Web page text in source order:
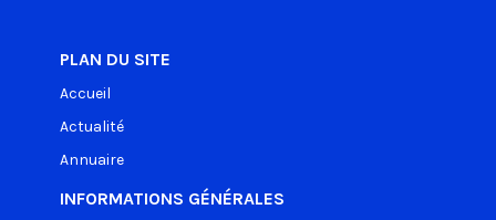
PLAN DU SITE
Accueil
Actualité
Annuaire
INFORMATIONS GÉNÉRALES